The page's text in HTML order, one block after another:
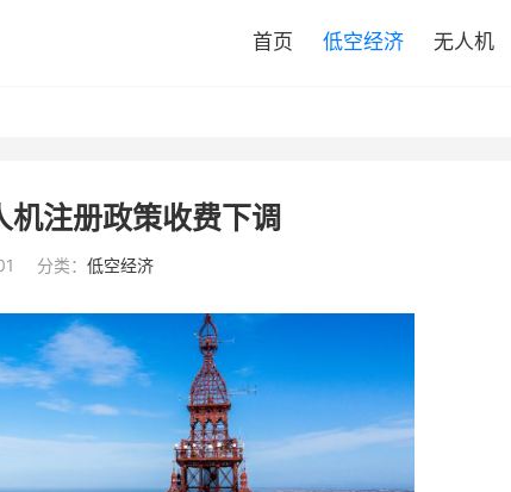
首页 低空经济 无人机
机注册政策收费下调
分类： 低空经济